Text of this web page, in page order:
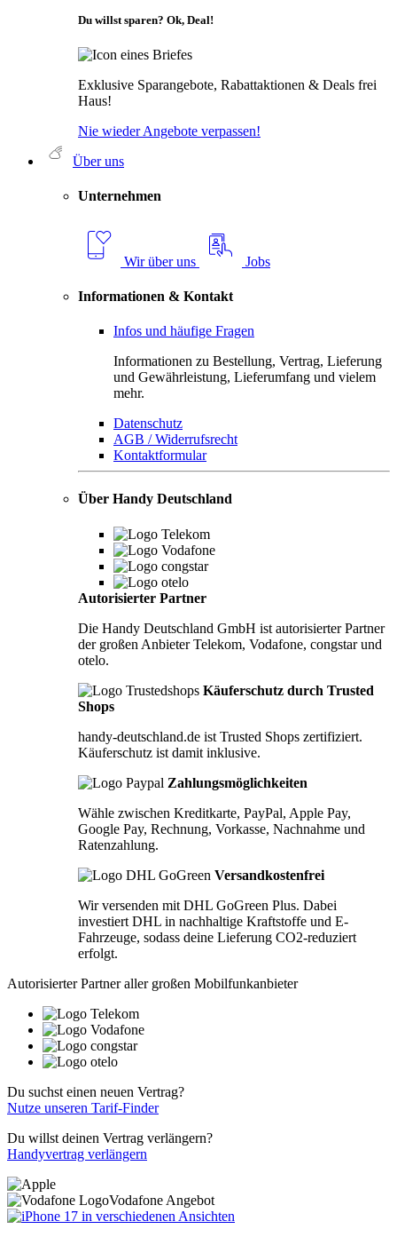
Du willst sparen? Ok, Deal!
Exklusive Sparangebote, Rabattaktionen & Deals frei
Haus!
Nie wieder Angebote verpassen!
Über uns
Unternehmen
Wir über uns Jobs
Informationen & Kontakt
Infos und häufige Fragen
Informationen zu Bestellung, Vertrag, Lieferung
und Gewährleistung, Lieferumfang und vielem
mehr.
Datenschutz
AGB / Widerrufsrecht
Kontaktformular
Über Handy Deutschland
Autorisierter Partner
Die Handy Deutschland GmbH ist autorisierter Partner
der großen Anbieter Telekom, Vodafone, congstar und
otelo.
Käuferschutz durch Trusted
Shops
handy-deutschland.de ist Trusted Shops zertifiziert.
Käuferschutz ist damit inklusive.
Zahlungsmöglichkeiten
Wähle zwischen Kreditkarte, PayPal, Apple Pay,
Google Pay, Rechnung, Vorkasse, Nachnahme und
Ratenzahlung.
Versandkostenfrei
Wir versenden mit DHL GoGreen Plus. Dabei
investiert DHL in nachhaltige Kraftstoffe und E-
Fahrzeuge, sodass deine Lieferung CO2-reduziert
erfolgt.
Autorisierter Partner aller großen Mobilfunkanbieter
Du suchst einen neuen Vertrag?
Nutze unseren Tarif-Finder
Du willst deinen Vertrag verlängern?
Handyvertrag verlängern
Vodafone Angebot